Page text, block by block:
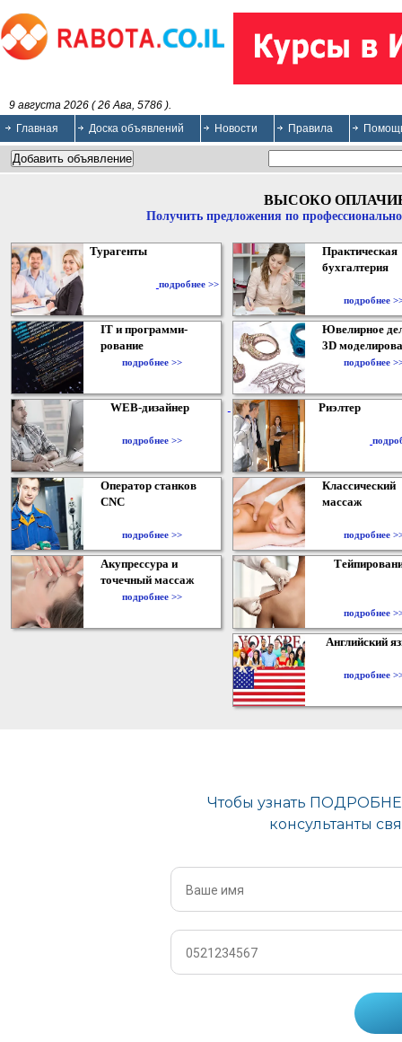
9 августа 2026 ( 26 Ава, 5786 ).
Главная
Доска объявлений Новости Правила
ВЫСОКО
Получить предложения по
Турагенты
подробнее >>
Практическая
бухгалтерия
подробнее
IT и программи-
рование
подробнее >>
Ювелирное
3D
подробнее
WEB-дизайнер
подробнее >>
Риэлтер
Оператор станков
CNC
подробнее >>
Классический
массаж
подробнее
Акупрессура и
точечный массаж
подробнее >>
подробнее
Английский
подробнее